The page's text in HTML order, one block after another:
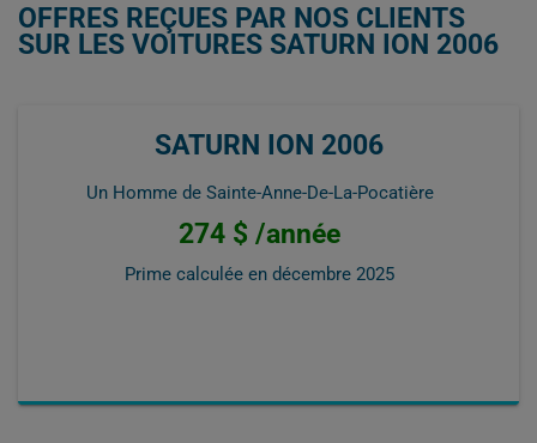
OFFRES REÇUES PAR NOS CLIENTS
SUR LES VOITURES SATURN ION 2006
SATURN ION 2006
Un Homme de Sainte-Anne-De-La-Pocatière
274 $ /année
Prime calculée en décembre 2025